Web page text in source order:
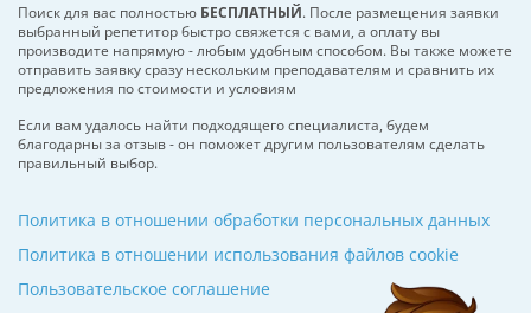
Поиск для вас полностью БЕСПЛАТНЫЙ. После размещения заявки
выбранный репетитор быстро свяжется с вами, а оплату вы
производите напрямую - любым удобным способом. Вы также можете
отправить заявку сразу нескольким преподавателям и сравнить их
предложения по стоимости и условиям
Если вам удалось найти подходящего специалиста, будем
благодарны за отзыв - он поможет другим пользователям сделать
правильный выбор.
Политика в отношении обработки персональных данных
Политика в отношении использования файлов cookie
Пользовательское соглашение